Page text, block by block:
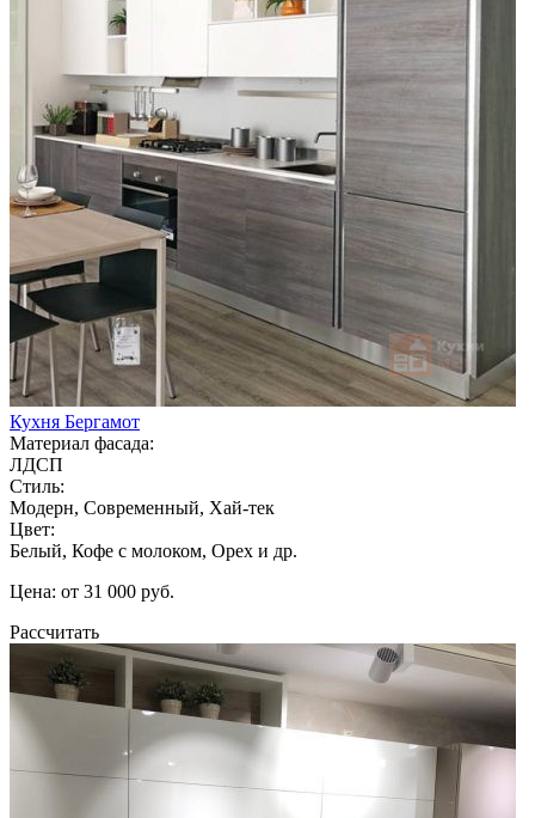
Кухня Бергамот
Материал фасада:
ЛДСП
Стиль:
Модерн, Современный, Хай-тек
Цвет:
Белый, Кофе с молоком, Орех и др.
Цена: от 31 000 руб.
Рассчитать